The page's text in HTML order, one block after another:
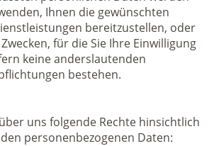
Ihnen die gewünschten
bereitzustellen, oder
für die Sie Ihre Einwilligung
keine anderslautenden
bestehen.
uns folgende Rechte hinsichtlich
personenbezogenen Daten: